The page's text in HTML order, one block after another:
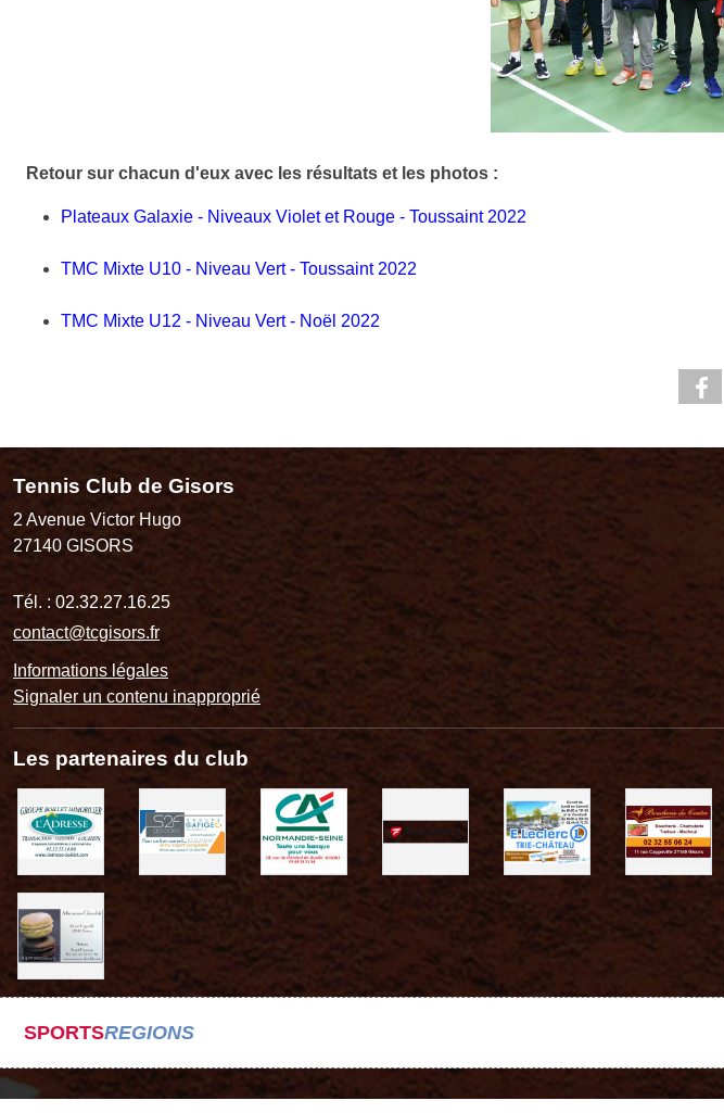
Retour sur chacun d'eux avec les résultats et les photos :
Plateaux Galaxie - Niveaux Violet et Rouge - Toussaint 2022
TMC Mixte U10 - Niveau Vert - Toussaint 2022
TMC Mixte U12 - Niveau Vert - Noël 2022
Tennis Club de Gisors
2 Avenue Victor Hugo
27140 GISORS
Tél. : 02.32.27.16.25
contact@tcgisors.fr
Informations légales
Signaler un contenu inapproprié
Les partenaires du club
SPORTSREGIONS